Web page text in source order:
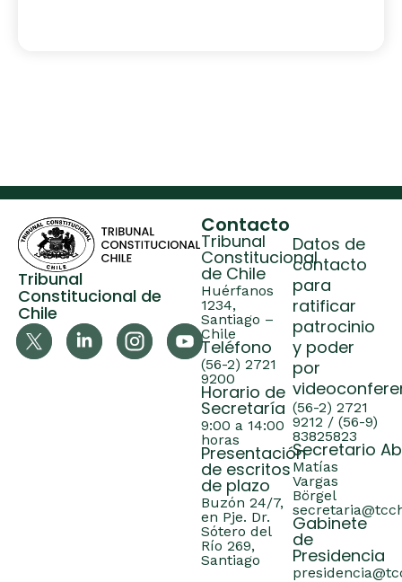
Tribunal
Constitucional de
Chile
Contacto
Tribunal
Constitucional
de Chile
Huérfanos
1234,
Santiago –
Chile
Teléfono
(56-2) 2721
9200
Horario de
Secretaría
9:00 a 14:00
horas
Presentación
de escritos
de plazo
Buzón 24/7,
en Pje. Dr.
Sótero del
Río 269,
Santiago
Datos de
contacto
para
ratificar
patrocinio
y poder
por
(56-2) 2721
9212 / (56-9)
83825823
Secretario
Matías
Vargas
Börgel
Gabinete
de
Presidencia